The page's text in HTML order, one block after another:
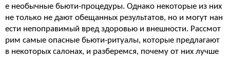
е необычные бьюти-процедуры. Однако некоторые из них
не только не дают обещанных результатов, но и могут нан
ести непоправимый вред здоровью и внешности. Рассмот
рим самые опасные бьюти-ритуалы, которые предлагают
в некоторых салонах, и разберемся, почему от них лучше